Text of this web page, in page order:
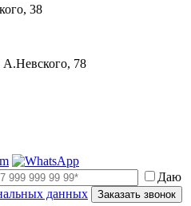
38
А.Невского, 78
Даю
данных Заказать звонок